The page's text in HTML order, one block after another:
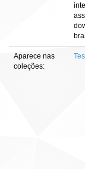
Aparece nas
coleções: